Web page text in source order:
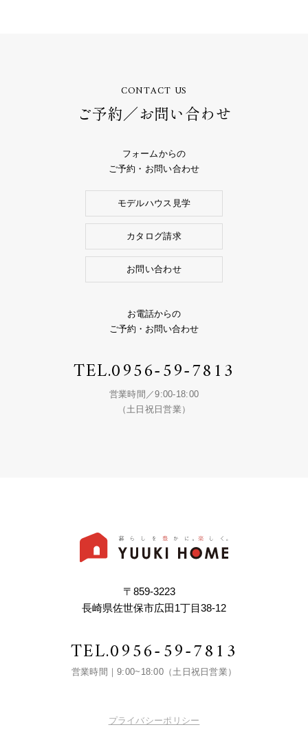
CONTACT US
ご予約／お問い合わせ
フォームからの
ご予約・お問い合わせ
モデルハウス見学
カタログ請求
お問い合わせ
お電話からの
ご予約・お問い合わせ
TEL.0956-59-7813
営業時間／9:00-18:00
（土日祝日営業）
〒859-3223
長崎県佐世保市広田1丁目38-12
TEL.0956-59-7813
営業時間｜9:00~18:00（土日祝日営業）
プライバシーポリシー